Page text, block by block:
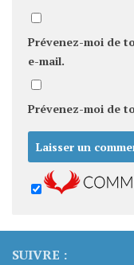
Prévenez-moi de
e-mail.
Prévenez-moi de
SUIVRE :